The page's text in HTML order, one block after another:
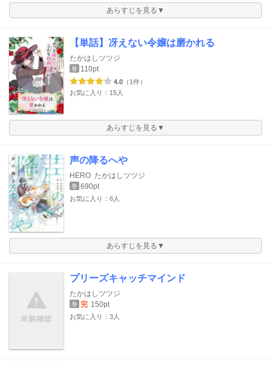
あらすじを見る▼
【単話】冴えない令嬢は磨かれる
たかはしツツジ
巻 110pt
4.0 （1件）
お気に入り：15人
あらすじを見る▼
声の降るへや
HERO たかはしツツジ
巻 690pt
お気に入り：6人
あらすじを見る▼
プリーズキャッチマインド
たかはしツツジ
巻 完 150pt
お気に入り：3人